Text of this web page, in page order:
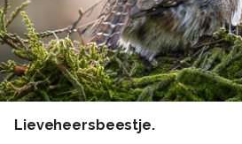
Lieveheersbeestje.